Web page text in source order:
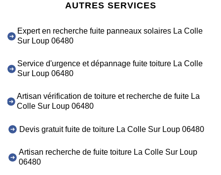
AUTRES SERVICES
Expert en recherche fuite panneaux solaires La Colle
Sur Loup 06480
Service d'urgence et dépannage fuite toiture La Colle
Sur Loup 06480
Artisan vérification de toiture et recherche de fuite La
Colle Sur Loup 06480
Devis gratuit fuite de toiture La Colle Sur Loup 06480
Artisan recherche de fuite toiture La Colle Sur Loup
06480